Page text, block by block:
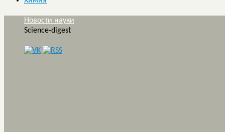
Новости науки
Science-digest